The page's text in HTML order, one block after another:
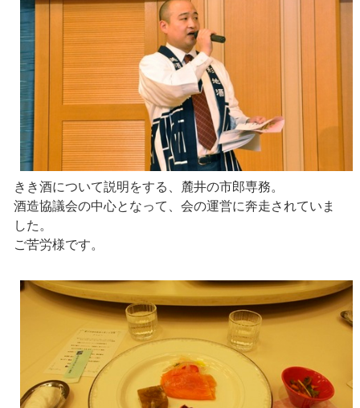
きき酒について説明をする、麓井の市郎専務。
酒造協議会の中心となって、会の運営に奔走されていま
した。
ご苦労様です。